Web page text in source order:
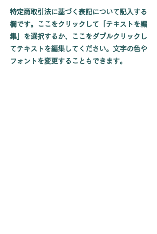
特定商取引法に基づく表記について記入する
欄です。ここをクリックして「テキストを編
集」を選択するか、ここをダブルクリックし
てテキストを編集してください。文字の色や
フォントを変更することもできます。